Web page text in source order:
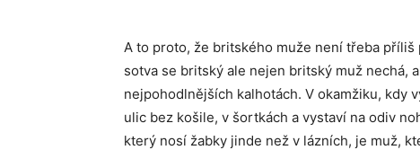
A to proto, že britského muže není třeba
sotva se britský ale nejen britský muž nechá,
nejpohodlnějších kalhotách. V okamžiku, kdy
ulic bez košile, v šortkách a vystaví na odiv
který nosí žabky jinde než v lázních, je muž,